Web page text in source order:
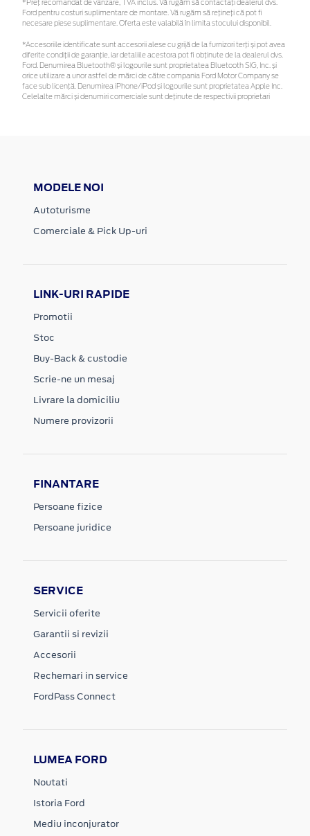
*Preţ recomandat de vânzare, TVA inclus. Vă rugăm să contactaţi dealerul dvs.
Ford pentru costuri suplimentare de montare. Vă rugăm să rețineți că pot fi
necesare piese suplimentare. Oferta este valabilă în limita stocului disponibil.
*Accesoriile identificate sunt accesorii alese cu grijă de la furnizori terți și pot avea
diferite condiții de garanție, iar detaliile acestora pot fi obținute de la dealerul dvs.
Ford. Denumirea Bluetooth® și logourile sunt proprietatea Bluetooth SIG, Inc. și
orice utilizare a unor astfel de mărci de către compania Ford Motor Company se
face sub licență. Denumirea iPhone/iPod și logourile sunt proprietatea Apple Inc.
Celelalte mărci și denumiri comerciale sunt deținute de respectivii proprietari
MODELE NOI
Autoturisme
Comerciale & Pick Up-uri
LINK-URI RAPIDE
Promotii
Stoc
Buy-Back & custodie
Scrie-ne un mesaj
Livrare la domiciliu
Numere provizorii
FINANTARE
Persoane fizice
Persoane juridice
SERVICE
Servicii oferite
Garantii si revizii
Accesorii
Rechemari in service
FordPass Connect
LUMEA FORD
Noutati
Istoria Ford
Mediu inconjurator